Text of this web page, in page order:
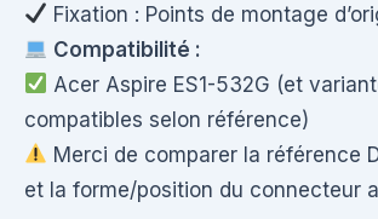
Fixation : Points de montage
Compatibilité :
Acer Aspire ES1-532G (et
compatibles selon référence)
Merci de comparer la référence
et la forme/position du connecteur